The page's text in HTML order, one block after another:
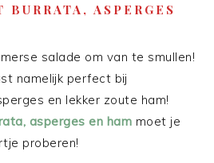
ASPERGES
salade om van te smullen!
namelijk perfect bij
en lekker zoute ham!
asperges en ham moet je
proberen!